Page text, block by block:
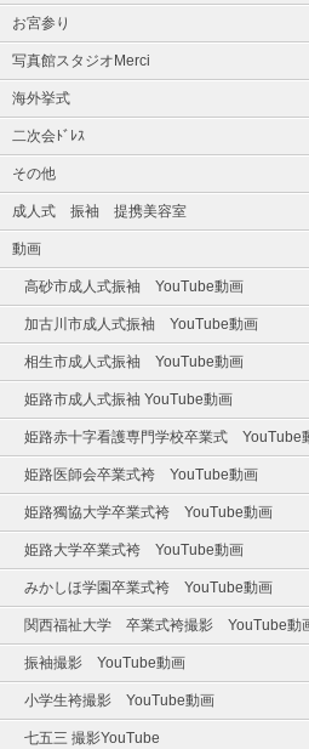
お宮参り
写真館スタジオMerci
海外挙式
二次会ﾄﾞﾚｽ
その他
成人式 振袖 提携美容室
動画
高砂市成人式振袖 YouTube動画
加古川市成人式振袖 YouTube動画
相生市成人式振袖 YouTube動画
姫路市成人式振袖 YouTube動画
姫路赤十字看護専門学校卒業式 YouTube
姫路医師会卒業式袴 YouTube動画
姫路獨協大学卒業式袴 YouTube動画
姫路大学卒業式袴 YouTube動画
みかしほ学園卒業式袴 YouTube動画
関西福祉大学 卒業式袴撮影 YouTube動
振袖撮影 YouTube動画
小学生袴撮影 YouTube動画
七五三 撮影YouTube